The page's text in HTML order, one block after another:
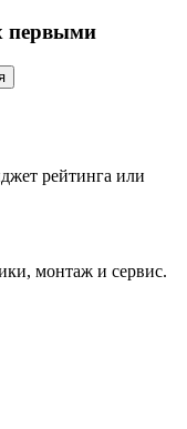
первыми
рейтинга или
монтаж и сервис.